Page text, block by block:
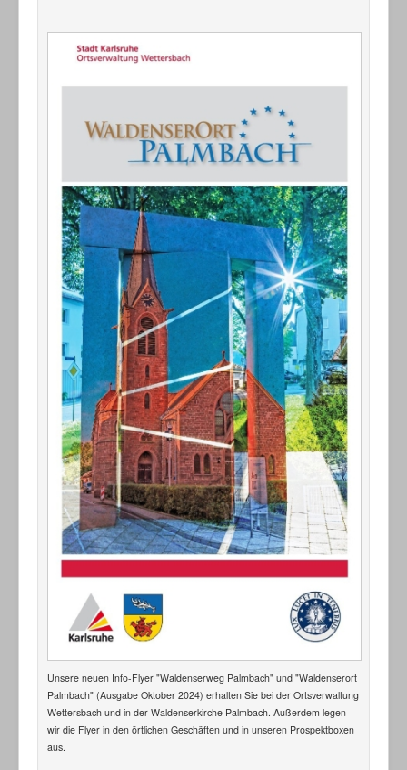
Unsere neuen Info-Flyer "Waldenserweg Palmbach" und "Waldenserort
Palmbach" (Ausgabe Oktober 2024) erhalten Sie bei der Ortsverwaltung
Wettersbach und in der Waldenserkirche Palmbach. Außerdem legen
wir die Flyer in den örtlichen Geschäften und in unseren Prospektboxen
aus.